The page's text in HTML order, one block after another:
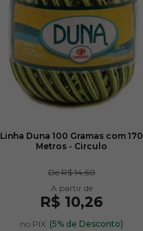
Linha Duna 100 Gramas com 170
Metros - Circulo
DeR$ 14,60
R$ 10,26
no PIX (5% de Desconto)